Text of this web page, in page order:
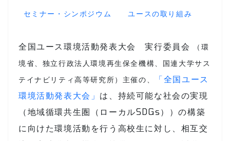
セミナー・シンポジウム ユースの取り組み
全国ユース環境活動発表大会 実行委員会
（環
境省、独立行政法人環境再生保全機構、国連大学サス
テイナビリティ高等研究所）主催の、
「全国ユース
環境活動発表大会」 は、持続可能な社会の実現
（地域循環共生圏（ローカルSDGs））の構築
に向けた環境活動を行う高校生に対し、相互交